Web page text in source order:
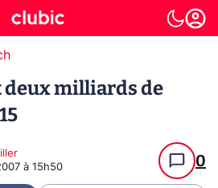
milliards de
à 15h50 0